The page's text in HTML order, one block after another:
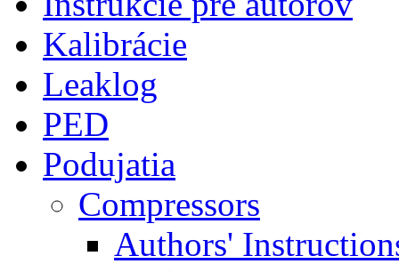
Kalibrácie
Leaklog
PED
Podujatia
Compressors
Authors'